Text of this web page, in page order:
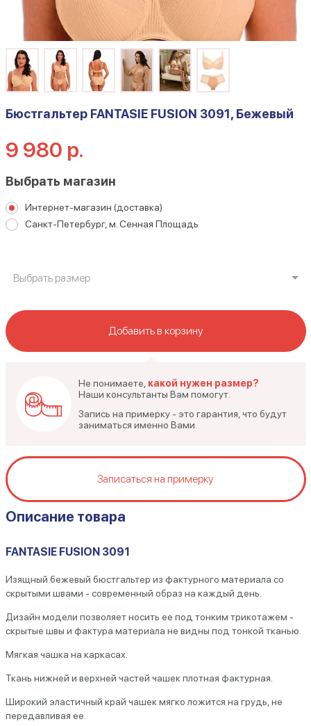
Бюстгальтер FANTASIE FUSION 3091, Бежевый
9 980 р.
Выбрать магазин
Интернет-магазин (доставка)
Санкт-Петербург, м. Сенная Площадь
Выбрать размер
Добавить в корзину
Не понимаете, какой нужен размер?
Наши консультанты Вам помогут.
Запись на примерку - это гарантия, что будут
заниматься именно Вами.
Записаться на примерку
Описание товара
FANTASIE FUSION 3091
Изящный бежевый бюстгальтер из фактурного материала со
скрытыми швами - современный образ на каждый день.
Дизайн модели позволяет носить ее под тонким трикотажем -
скрытые швы и фактура материала не видны под тонкой тканью.
Мягкая чашка на каркасах.
Ткань нижней и верхней частей чашек плотная фактурная.
Широкий эластичный край чашек мягко ложится на грудь, не
передавливая ее.